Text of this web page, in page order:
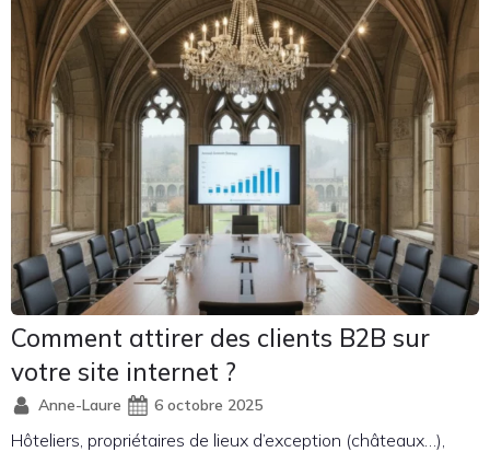
Comment attirer des clients B2B sur
votre site internet ?
Anne-Laure 6 octobre 2025
Hôteliers, propriétaires de lieux d’exception (châteaux…),